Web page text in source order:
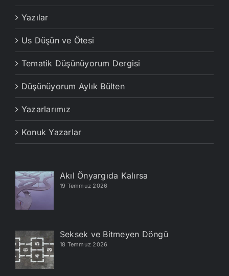
Yazılar
Us Düşün ve Ötesi
Tematik Düşünüyorum Dergisi
Düşünüyorum Aylık Bülten
Yazarlarımız
Konuk Yazarlar
Akıl Önyargıda Kalırsa
19 Temmuz 2026
Seksek ve Bitmeyen Döngü
18 Temmuz 2026